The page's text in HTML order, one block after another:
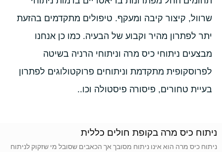
שרוול, קיצור קיבה ומעקף. טיפולים מתקדמים בהזעת
יתר לפתרון מהיר וקבוע של הבעיה. כמו כן אנחנו
מבצעים ניתוחי כיס מרה וניתוחי הרניה בשיטה
לפרוסקופית מתקדמת וניתוחים פרוקטולוגים לפתרון
בעיית טחורים, פיסורה פיסטולה וכו..
ניתוח כיס מרה בקופת חולים כללית
ניתוח כיס מרה הוא אינו ניתוח מסובך אך הכאבים שסובל מי שזקוק לניתוח